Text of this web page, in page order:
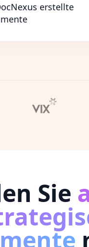
erstellte
Sie